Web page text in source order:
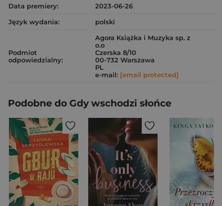
Data premiery:
2023-06-26
Język wydania:
polski
Podmiot
odpowiedzialny:
Agora Książka i Muzyka sp. z
o.o
Czerska 8/10
00-732 Warszawa
PL
e-mail: [email protected]
Podobne do Gdy wschodzi słońce